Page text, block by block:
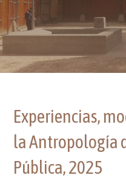
Experiencias,
la Antropología
Pública, 2025